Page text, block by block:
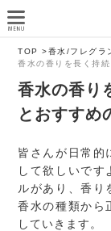
TOP >香水/フレグラ
香水の香りを長く持
香水の香り
とおすすめ
皆さんが日常的
して欲しいです
ルがあり、香り
香水の種類から
していきます。